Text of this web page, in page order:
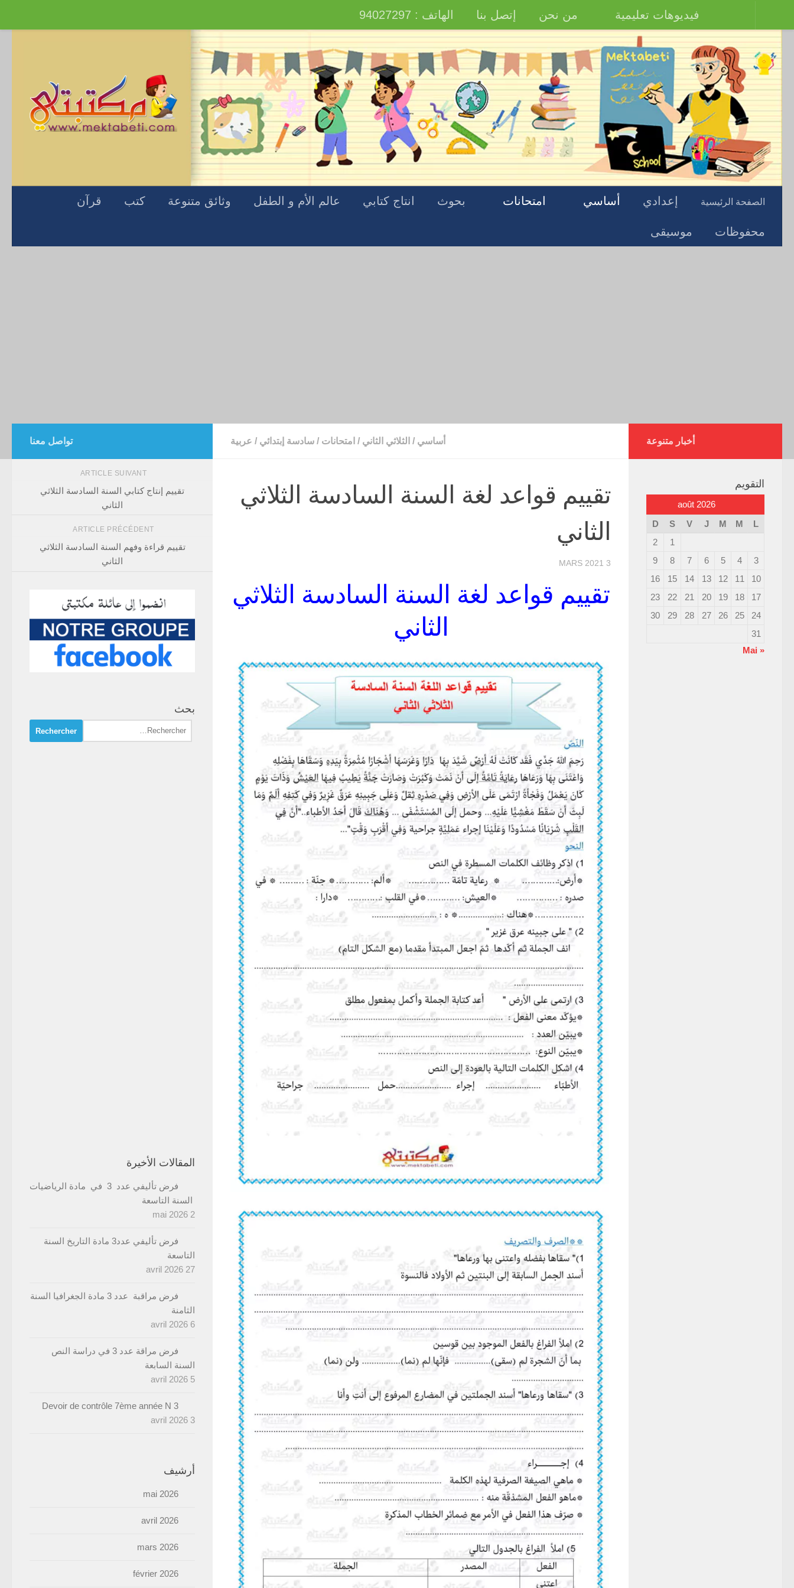
فيديوهات تعليمية من نحن إتصل بنا الهاتف : 94027297
الصفحة الرئيسية إعدادي أساسي امتحانات بحوث انتاج كتابي عالم الأم و الطفل وثائق متنوعة كتب قرآن
محفوظات موسيقى
أساسي / الثلاثي الثاني / امتحانات / سادسة إبتدائي / عربية
تقييم قواعد لغة السنة السادسة الثلاثي
الثاني
3 MARS 2021
تقييم قواعد لغة السنة السادسة الثلاثي
الثاني
تواصل معنا
ARTICLE SUIVANT
تقييم إنتاج كتابي السنة السادسة الثلاثي
الثاني
ARTICLE PRÉCÉDENT
تقييم قراءة وفهم السنة السادسة الثلاثي
الثاني
بحث
Rechercher :
المقالات الأخيرة
فرض تأليفي عدد 3 في مادة الرياضيات
السنة التاسعة
2 mai 2026
فرض تأليفي عدد3 مادة التاريخ السنة
التاسعة
27 avril 2026
فرض مراقبة عدد 3 مادة الجغرافيا السنة
الثامنة
6 avril 2026
فرض مراقة عدد 3 في دراسة النص
السنة السابعة
5 avril 2026
Devoir de contrôle 7ème année N 3
3 avril 2026
أرشيف
mai 2026
avril 2026
mars 2026
février 2026
أخبار متنوعة
التقويم
août 2026
L
M
M
J
V
S
D
1
2
3
4
5
6
7
8
9
10
11
12
13
14
15
16
17
18
19
20
21
22
23
24
25
26
27
28
29
30
31
« Mai